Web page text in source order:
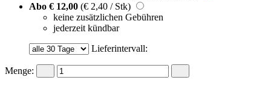
Abo € 12,00 (€ 2,40 / Stk)
keine zusätzlichen Gebühren
jederzeit kündbar
Lieferintervall:
Menge: